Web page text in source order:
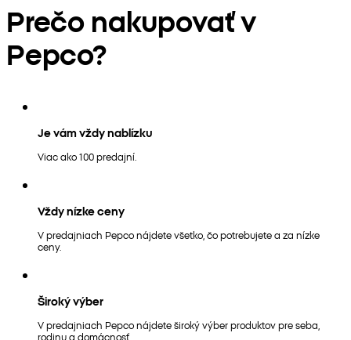
Prečo nakupovať v
Pepco?
Je vám vždy nablízku
Viac ako 100 predajní.
Vždy nízke ceny
V predajniach Pepco nájdete všetko, čo potrebujete a za nízke
ceny.
Široký výber
V predajniach Pepco nájdete široký výber produktov pre seba,
rodinu a domácnosť.